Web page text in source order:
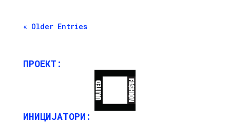
« Older Entries
ПРОЕКТ:
ИНИЦИЈАТОРИ: